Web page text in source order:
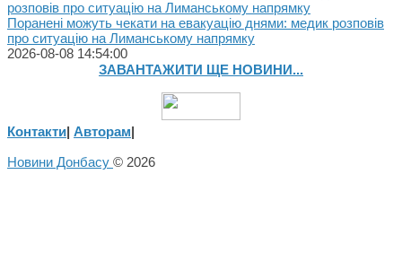
Поранені можуть чекати на евакуацію днями: медик розповів
про ситуацію на Лиманському напрямку
2026-08-08 14:54:00
ЗАВАНТАЖИТИ ЩЕ НОВИНИ...
Контакти| Авторам|
Новини Донбасу © 2026